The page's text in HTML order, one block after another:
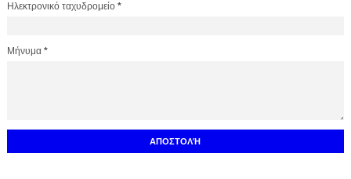
Ηλεκτρονικό ταχυδρομείο *
Μήνυμα *